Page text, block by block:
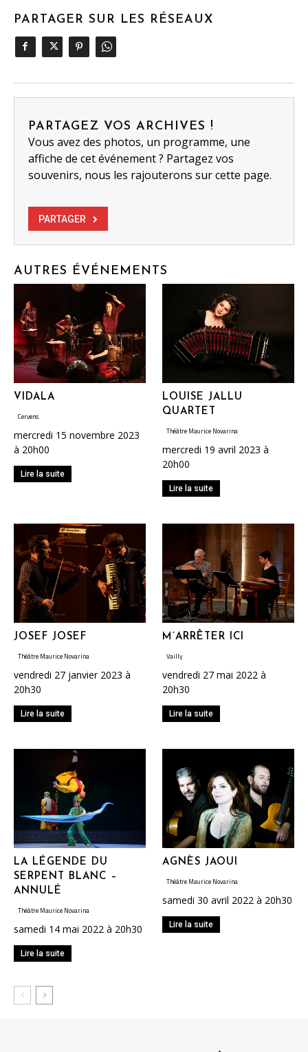
PARTAGER SUR LES RÉSEAUX
PARTAGEZ VOS ARCHIVES !
Vous avez des photos, un programme, une
affiche de cet événement ? Partagez vos
souvenirs, nous les rajouterons sur cette page.
PARTAGER
AUTRES ÉVÉNEMENTS
VIDALA
Cervens
mercredi 15 novembre 2023
à 20h00
Lire la suite
LOUISE JALLU
QUARTET
Théâtre Maurice Novarina
mercredi 19 avril 2023 à
20h00
Lire la suite
JOSEF JOSEF
Théâtre Maurice Novarina
vendredi 27 janvier 2023 à
20h30
Lire la suite
M’ARRÊTER ICI
Vailly
vendredi 27 mai 2022 à
20h30
Lire la suite
LA LÉGENDE DU
SERPENT BLANC –
ANNULÉ
Théâtre Maurice Novarina
samedi 14 mai 2022 à 20h30
Lire la suite
AGNÈS JAOUI
Théâtre Maurice Novarina
samedi 30 avril 2022 à 20h30
Lire la suite